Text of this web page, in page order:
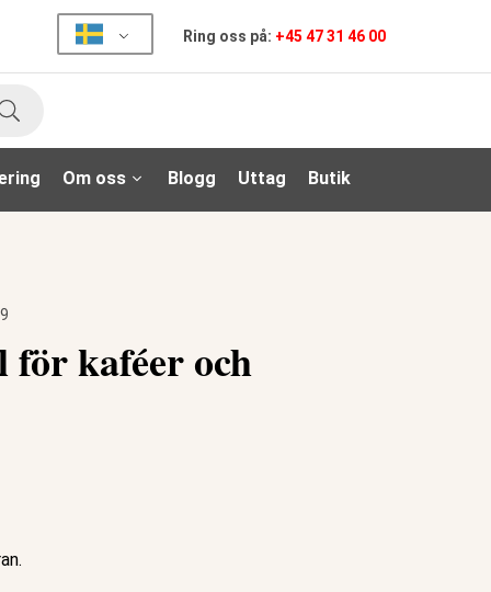
Ring oss på: +45 47 31 46 00
Sök
Om oss Blogg Uttag Butik
för kaféer och